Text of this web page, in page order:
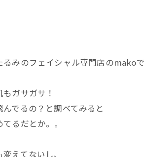
みのフェイシャル専門店のmako
ガサガサ！
でるの？と調べてみると
るだとか。。
えてないし、